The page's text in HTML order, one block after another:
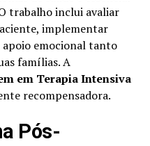
trabalho inclui avaliar
implementar
apoio emocional tanto
famílias. A
em Terapia Intensiva
recompensadora.
Pós-